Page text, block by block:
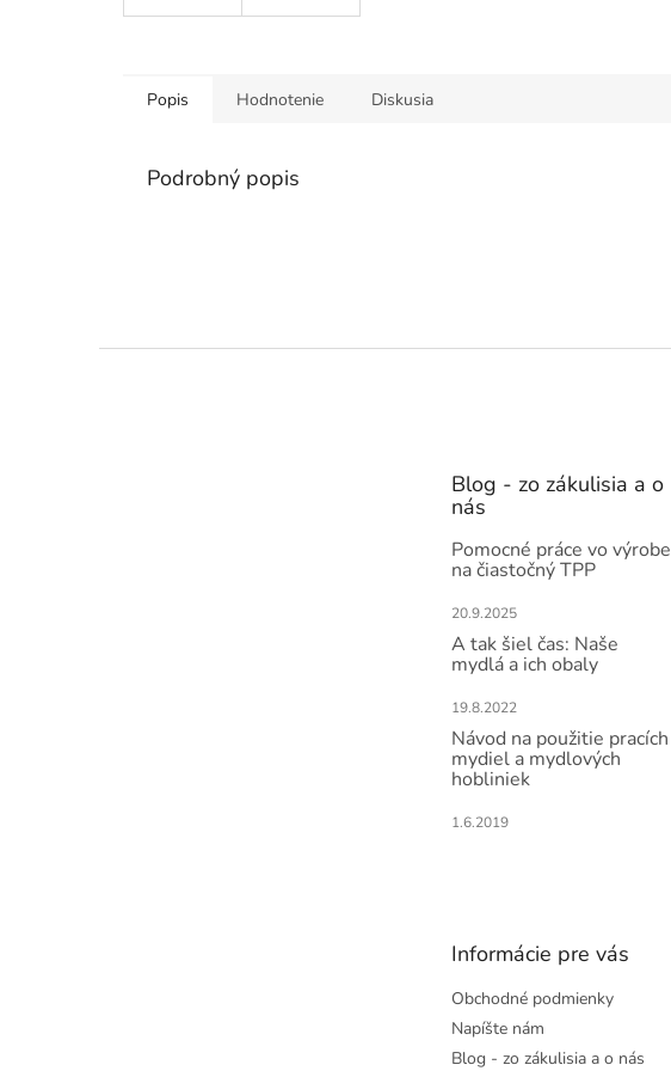
Popis Hodnotenie Diskusia
Podrobný popis
Blog - zo zákulisia a o
nás
Pomocné práce vo výrobe
na čiastočný TPP
20.9.2025
A tak šiel čas: Naše
mydlá a ich obaly
19.8.2022
Návod na použitie pracích
mydiel a mydlových
hobliniek
1.6.2019
Informácie pre vás
Obchodné podmienky
Napíšte nám
Blog - zo zákulisia a o nás